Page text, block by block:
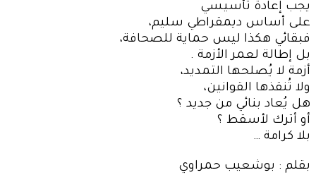
يجب إعادة تأسيسي
على أساس ديمقراطي سليم،
فبقائي هكذا ليس حماية للصحافة،
بل إطالة لعمر الأزمة .
أزمة لا يُصلحها التمديد،
ولا تُنقذها القوانين،
هل يُعاد بنائي من جديد ؟
أو أترك لأسقط ؟
بلا كرامة …
بقلم : بوشعيب حمراوي